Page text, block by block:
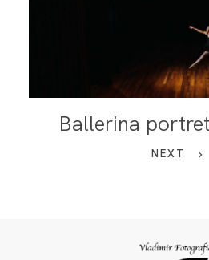
Ballerina
NEXT